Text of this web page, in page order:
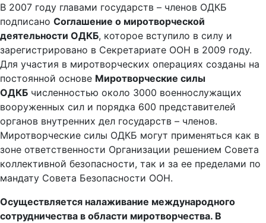
В 2007 году главами государств – членов ОДКБ
подписано Соглашение о миротворческой
деятельности ОДКБ, которое вступило в силу и
зарегистрировано в Секретариате ООН в 2009 году.
Для участия в миротворческих операциях созданы на
постоянной основе Миротворческие силы
ОДКБ численностью около 3000 военнослужащих
вооруженных сил и порядка 600 представителей
органов внутренних дел государств – членов.
Миротворческие силы ОДКБ могут применяться как в
зоне ответственности Организации решением Совета
коллективной безопасности, так и за ее пределами по
мандату Совета Безопасности ООН.
Осуществляется налаживание международного
сотрудничества в области миротворчества. В